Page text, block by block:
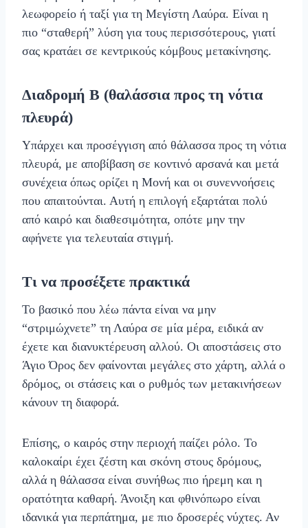
λεωφορείο ή ταξί για τη Μεγίστη Λαύρα. Είναι η
πιο “σταθερή” λύση για τους περισσότερους, γιατί
σας κρατάει σε κεντρικούς κόμβους μετακίνησης.
Διαδρομή Β (θαλάσσια προς τη νότια
πλευρά)
Υπάρχει και προσέγγιση από θάλασσα προς τη νότια
πλευρά, με αποβίβαση σε κοντινό αρσανά και μετά
συνέχεια όπως ορίζει η Μονή και οι συνεννοήσεις
που απαιτούνται. Αυτή η επιλογή εξαρτάται πολύ
από καιρό και διαθεσιμότητα, οπότε μην την
αφήνετε για τελευταία στιγμή.
Τι να προσέξετε πρακτικά
Το βασικό που λέω πάντα είναι να μην
“στριμώχνετε” τη Λαύρα σε μία μέρα, ειδικά αν
έχετε και διανυκτέρευση αλλού. Οι αποστάσεις στο
Άγιο Όρος δεν φαίνονται μεγάλες στο χάρτη, αλλά ο
δρόμος, οι στάσεις και ο ρυθμός των μετακινήσεων
κάνουν τη διαφορά.
Επίσης, ο καιρός στην περιοχή παίζει ρόλο. Το
καλοκαίρι έχει ζέστη και σκόνη στους δρόμους,
αλλά η θάλασσα είναι συνήθως πιο ήρεμη και η
ορατότητα καθαρή. Άνοιξη και φθινόπωρο είναι
ιδανικά για περπάτημα, με πιο δροσερές νύχτες. Αν